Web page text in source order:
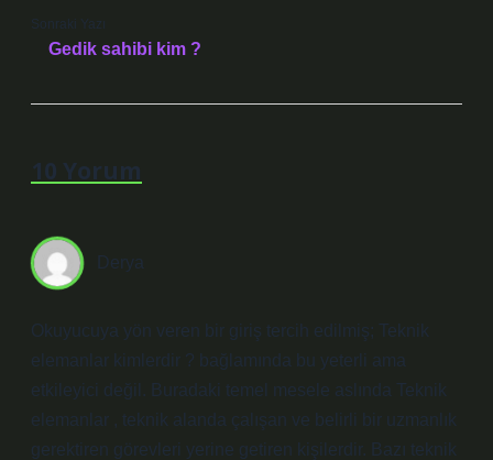
Sonraki Yazı
Gedik sahibi kim ?
10 Yorum
Derya
Okuyucuya yön veren bir giriş tercih edilmiş; Teknik
elemanlar kimlerdir ? bağlamında bu yeterli ama
etkileyici değil. Buradaki temel mesele aslında Teknik
elemanlar , teknik alanda çalışan ve belirli bir uzmanlık
gerektiren görevleri yerine getiren kişilerdir. Bazı teknik